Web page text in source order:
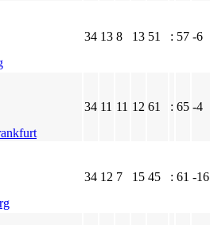
34 13 8 13 51 : 57 -6
34 11 11 12 61 : 65 -4
34 12 7 15 45 : 61 -16